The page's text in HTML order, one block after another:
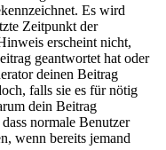
Es wird
Zeitpunkt der
erscheint nicht,
geantwortet hat oder
deinen Beitrag
falls sie es für nötig
dein Beitrag
normale Benutzer
wenn bereits jemand